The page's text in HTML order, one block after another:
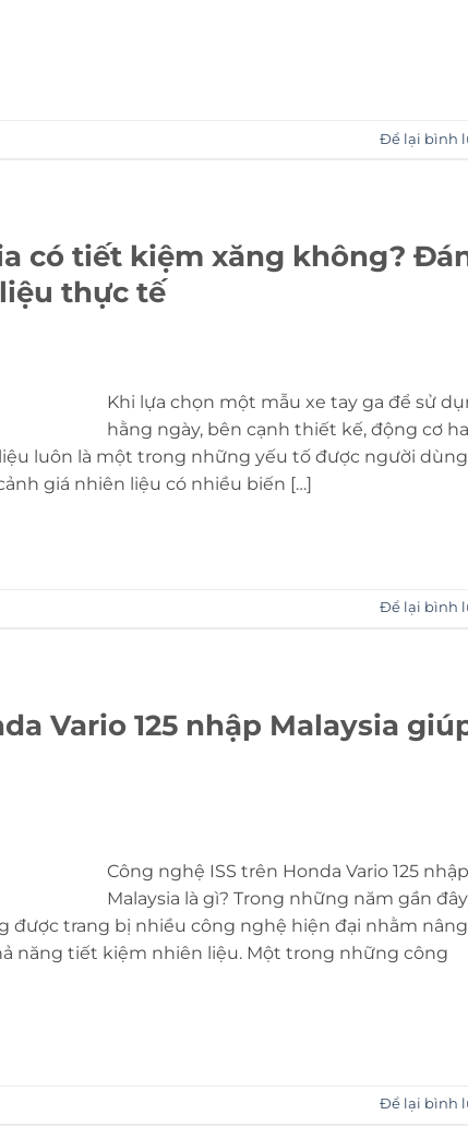
Để lại bình
có tiết kiệm xăng không?
thực tế
Khi lựa chọn một mẫu xe tay ga để sử
hằng ngày, bên cạnh thiết kế, động cơ
luôn là một trong những yếu tố được người dùng
giá nhiên liệu có nhiều biến […]
Để lại bình
Vario 125 nhập Malaysia
Công nghệ ISS trên Honda Vario 125 nhập
Malaysia là gì? Trong những năm gần
được trang bị nhiều công nghệ hiện đại nhằm nâng
năng tiết kiệm nhiên liệu. Một trong những công
Để lại bình